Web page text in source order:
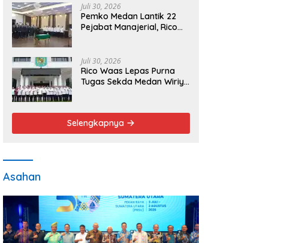
Juli 30, 2026
Pemko Medan Lantik 22
Pejabat Manajerial, Rico
Transparan
Juli 30, 2026
Rico Waas Lepas Purna
Tugas Sekda Medan Wiriya
Berakhir
Selengkapnya
Asahan